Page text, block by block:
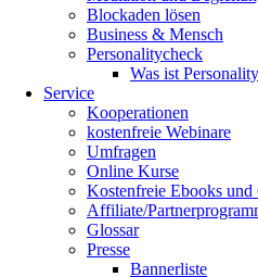
Blockaden lösen
Business & Mensch
Personalitycheck
Was ist
Service
Kooperationen
kostenfreie Webinare
Umfragen
Online Kurse
Kostenfreie Ebooks und
Affiliate/
Glossar
Presse
Bannerliste